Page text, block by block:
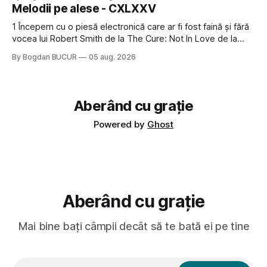
avut, în schimb, o belea
Melodii pe alese - CXLXXV
1 Începem cu o piesă electronică care ar fi fost faină și fără
vocea lui Robert Smith de la The Cure: Not In Love de la
a dovedit că jumătatea masculină a acelui duo era cam
By Bogdan BUCUR 05 aug. 2026
Aberând cu grație
Powered by Ghost
Aberând cu grație
Mai bine bați câmpii decât să te bată ei pe tine